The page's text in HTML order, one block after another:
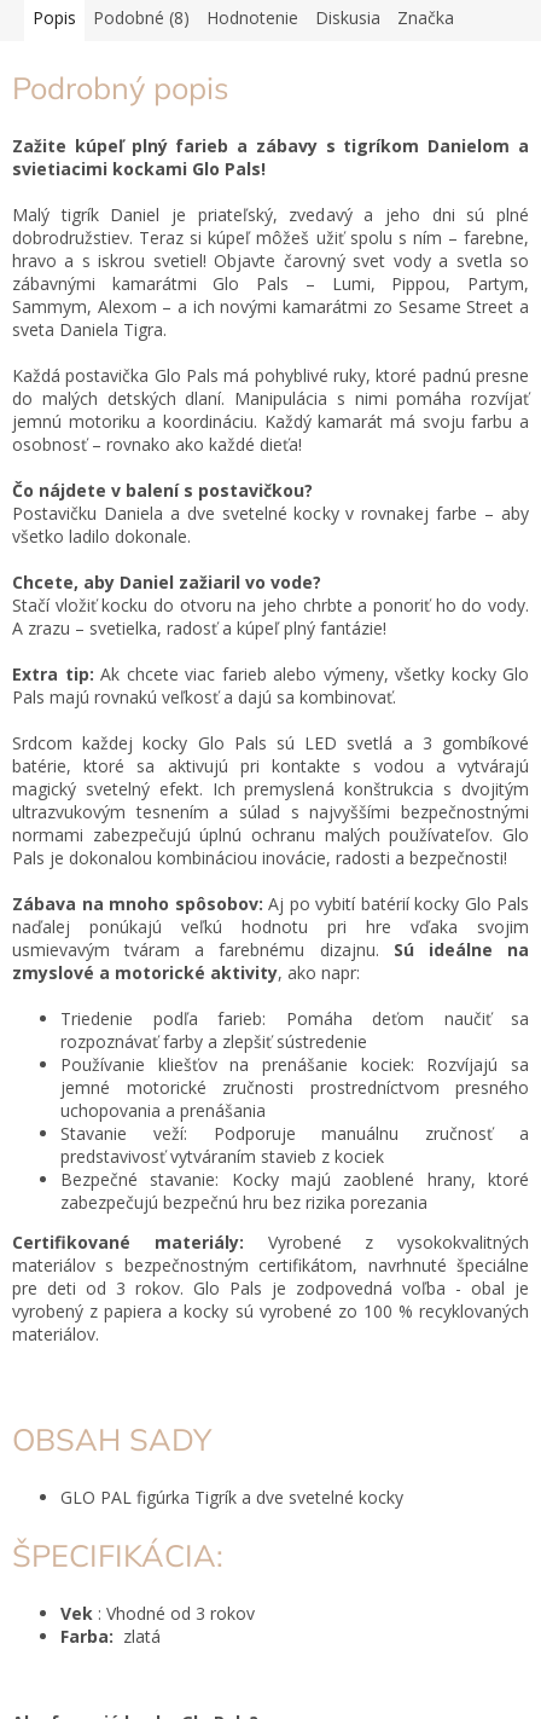
Popis Podobné (8) Hodnotenie Diskusia Značka
Podrobný popis
Zažite kúpeľ plný farieb a zábavy s tigríkom Danielom a
svietiacimi kockami Glo Pals!
Malý tigrík Daniel je priateľský, zvedavý a jeho dni sú plné
dobrodružstiev. Teraz si kúpeľ môžeš užiť spolu s ním – farebne,
hravo a s iskrou svetiel! Objavte čarovný svet vody a svetla so
zábavnými kamarátmi Glo Pals – Lumi, Pippou, Partym,
Sammym, Alexom – a ich novými kamarátmi zo Sesame Street a
sveta Daniela Tigra.
Každá postavička Glo Pals má pohyblivé ruky, ktoré padnú presne
do malých detských dlaní. Manipulácia s nimi pomáha rozvíjať
jemnú motoriku a koordináciu. Každý kamarát má svoju farbu a
osobnosť – rovnako ako každé dieťa!
Čo nájdete v balení s postavičkou?
Postavičku Daniela a dve svetelné kocky v rovnakej farbe – aby
všetko ladilo dokonale.
Chcete, aby Daniel zažiaril vo vode?
Stačí vložiť kocku do otvoru na jeho chrbte a ponoriť ho do vody.
A zrazu – svetielka, radosť a kúpeľ plný fantázie!
Extra tip: Ak chcete viac farieb alebo výmeny, všetky kocky Glo
Pals majú rovnakú veľkosť a dajú sa kombinovať.
Srdcom každej kocky Glo Pals sú LED svetlá a 3 gombíkové
batérie, ktoré sa aktivujú pri kontakte s vodou a vytvárajú
magický svetelný efekt. Ich premyslená konštrukcia s dvojitým
ultrazvukovým tesnením a súlad s najvyššími bezpečnostnými
normami zabezpečujú úplnú ochranu malých používateľov. Glo
Pals je dokonalou kombináciou inovácie, radosti a bezpečnosti!
Zábava na mnoho spôsobov: Aj po vybití batérií kocky Glo Pals
naďalej ponúkajú veľkú hodnotu pri hre vďaka svojim
usmievavým tváram a farebnému dizajnu. Sú ideálne na
zmyslové a motorické aktivity, ako napr:
Triedenie podľa farieb: Pomáha deťom naučiť sa
rozpoznávať farby a zlepšiť sústredenie
Používanie kliešťov na prenášanie kociek: Rozvíjajú sa
jemné motorické zručnosti prostredníctvom presného
uchopovania a prenášania
Stavanie veží: Podporuje manuálnu zručnosť a
predstavivosť vytváraním stavieb z kociek
Bezpečné stavanie: Kocky majú zaoblené hrany, ktoré
zabezpečujú bezpečnú hru bez rizika porezania
Certifikované materiály: Vyrobené z vysokokvalitných
materiálov s bezpečnostným certifikátom, navrhnuté špeciálne
pre deti od 3 rokov. Glo Pals je zodpovedná voľba - obal je
vyrobený z papiera a kocky sú vyrobené zo 100 % recyklovaných
materiálov.
OBSAH SADY
GLO PAL figúrka Tigrík a dve svetelné kocky
ŠPECIFIKÁCIA:
Vek : Vhodné od 3 rokov
Farba: zlatá